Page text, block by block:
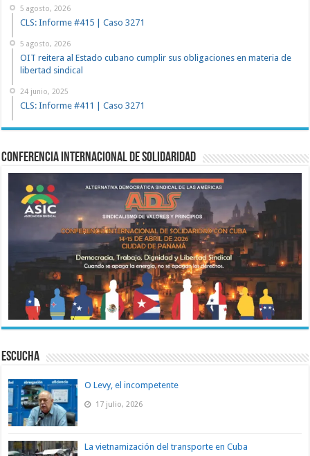
5 agosto, 2026
CLS: Informe #415 | Caso 3271
5 agosto, 2026
OIT reitera al Estado cubano cumplir sus obligaciones en materia de
libertad sindical
24 junio, 2025
CLS: Informe #411 | Caso 3271
Conferencia Internacional de Solidaridad
ESCUCHA
O Levy, el incompetente
17 julio, 2026
La vietnamización del transporte en Cuba